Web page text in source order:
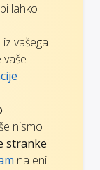
lahko
vašega
nismo
stranke.
na eni